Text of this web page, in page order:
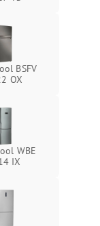
BSFV
OX
WBE
IX